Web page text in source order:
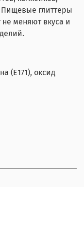
Пищевые глиттеры
меняют вкуса и
(Е171), оксид